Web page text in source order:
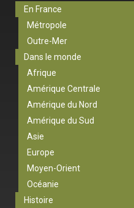
En France
Métropole
Outre-Mer
Dans le monde
Afrique
Amérique Centrale
Amérique du Nord
Amérique du Sud
Asie
Europe
Moyen-Orient
Océanie
Histoire